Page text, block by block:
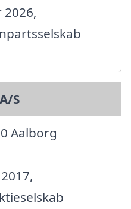
S
Aalborg